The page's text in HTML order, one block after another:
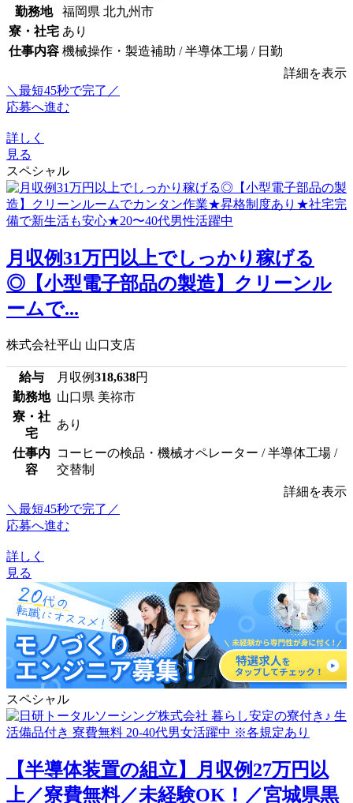
勤務地
福岡県 北九州市
寮・社宅 あり
仕事内容 機械操作・製造補助 / 半導体工場 / 日勤
詳細を表示
＼最短45秒で完了／
応募へ進む
詳しく
見る
スペシャル
月収例31万円以上でしっかり稼げる
◎【小型電子部品の製造】クリーンル
ームで...
株式会社平山 山口支店
給与 月収例318,638円
勤務地 山口県 美祢市
寮・社
宅
あり
仕事内
容
コーヒーの検品・機械オペレーター / 半導体工場 /
交替制
詳細を表示
＼最短45秒で完了／
応募へ進む
詳しく
見る
スペシャル
【半導体装置の組立】月収例27万円以
上／寮費無料／未経験OK！／宮城県黒